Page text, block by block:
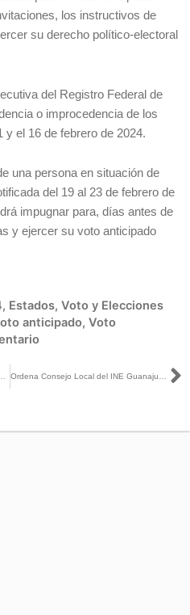
los instructivos de
su derecho político-electoral
del Registro Federal de
o improcedencia de los
y el 16 de febrero de 2024.
una persona en situación de
del 19 al 23 de febrero de
impugnar para, días antes de
y ejercer su voto anticipado
, Estados, Voto y Elecciones
anticipado, Voto